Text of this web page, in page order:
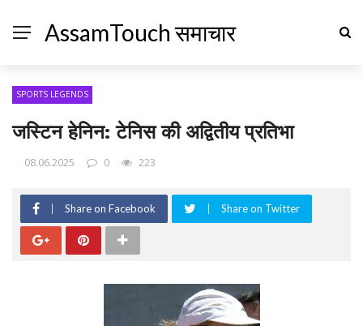
AssamTouch समाचार
SPORTS LEGENDS
जस्टिन हेनिन: टेनिस की अद्वितीय प्रतिभा
08.06.2025 0 223
Share on Facebook Share on Twitter